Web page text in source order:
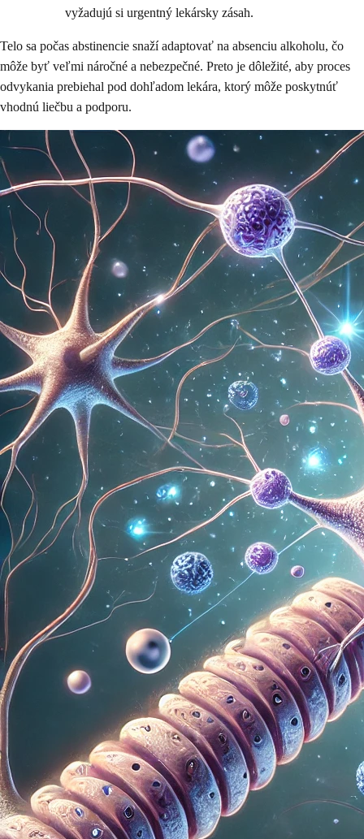
vyžadujú si urgentný lekársky zásah.
Telo sa počas abstinencie snaží adaptovať na absenciu alkoholu, čo
môže byť veľmi náročné a nebezpečné. Preto je dôležité, aby proces
odvykania prebiehal pod dohľadom lekára, ktorý môže poskytnúť
vhodnú liečbu a podporu.